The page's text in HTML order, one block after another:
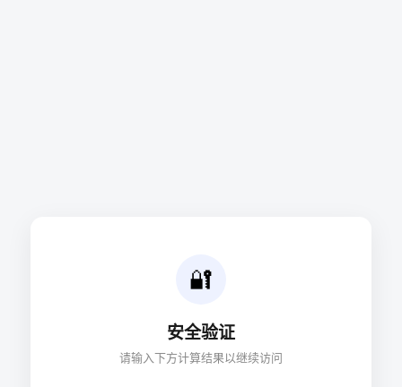
🔐
安全验证
请输入下方计算结果以继续访问